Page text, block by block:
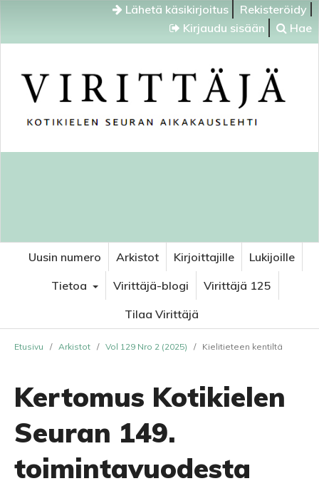
Lähetä käsikirjoitus
Rekisteröidy
Kirjaudu sisään
Hae
Uusin numero Arkistot Kirjoittajille
Lukijoille
Tietoa
Virittäjä-blogi
Virittäjä 125
Tilaa Virittäjä
Etusivu / Arkistot / Vol 129 Nro 2 (2025) / Kielitieteen kentiltä
Kertomus Kotikielen
Seuran 149.
toimintavuodesta